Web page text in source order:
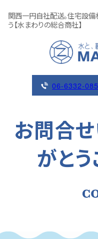
関西一円自社配送。住宅設
う【水まわりの総合商社】
06-6332-
お問合
がと